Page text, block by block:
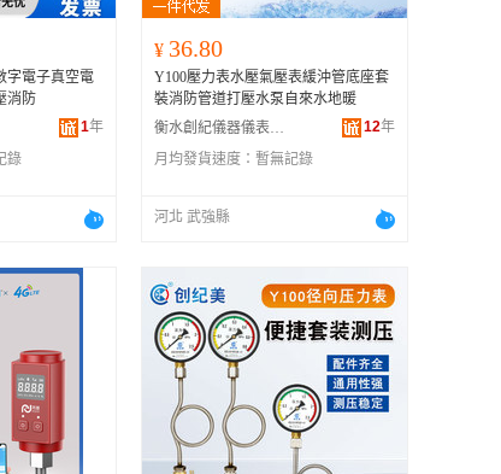
字電子真空電
消防
1年
錄
¥ 36.80
Y100壓力表水壓氣壓表緩沖管底座套
裝消防管道打壓水泵自來水地暖
衡水創紀儀器儀表有限公司
12年
月均發貨速度： 暫無記錄
河北 武強縣